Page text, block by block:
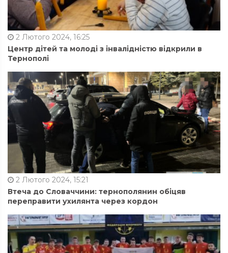
2 Лютого 2024, 16:25
Центр дітей та молоді з інвалідністю відкрили в
Тернополі
2 Лютого 2024, 15:21
Втеча до Словаччини: тернополянин обіцяв
переправити ухилянта через кордон